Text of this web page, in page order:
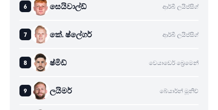
සෙයිවාල්ඩ් ආර්බී ලයිප්සිග්
කේ. ෂ්ලේගර් ආර්බී ලයිප්සිග්
ෂ්මිඩ් වෙයාඩෙර් බ්‍රෙමෙන්
ලයිමර් බේයාර්න් මූනිච්